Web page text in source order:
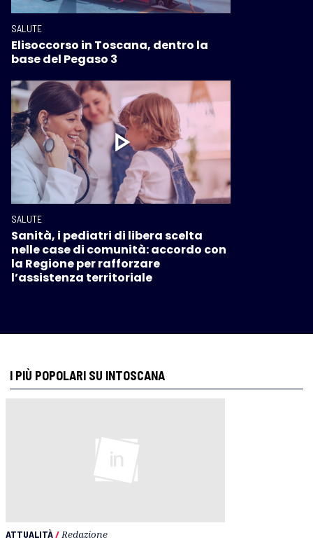
SALUTE
Elisoccorso in Toscana, dentro la
base del Pegaso 3
SALUTE
Sanità, i pediatri di libera scelta
nelle case di comunità: accordo con
la Regione per rafforzare
l’assistenza territoriale
I PIÙ POPOLARI SU INTOSCANA
ATTUALITÀ/ Redazione